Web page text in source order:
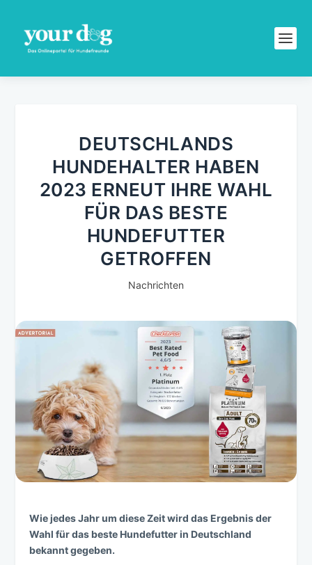
DEUTSCHLANDS
HUNDEHALTER HABEN
2023 ERNEUT IHRE WAHL
FÜR DAS BESTE
HUNDEFUTTER
GETROFFEN
Nachrichten
Wie jedes Jahr um diese Zeit wird das Ergebnis der
Wahl für das beste Hundefutter in Deutschland
bekannt gegeben.